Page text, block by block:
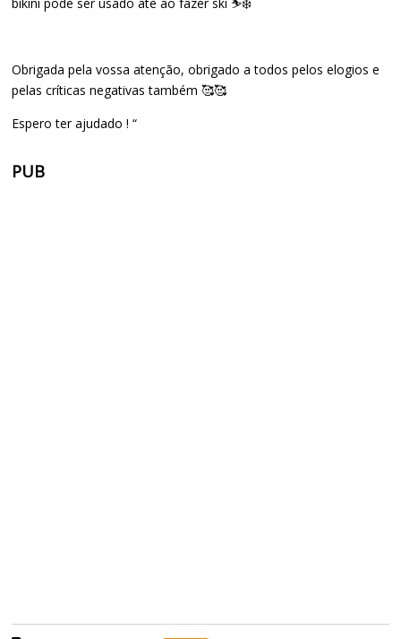
bikini pode ser usado atè ao fazer ski ⛷️❄️
Obrigada pela vossa atenção, obrigado a todos pelos elogios e
pelas críticas negativas também 🥰🥰
Espero ter ajudado ! “
PUB